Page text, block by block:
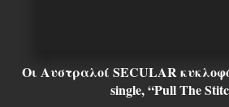
Οι Αυστραλοί SECULAR
single, “Pull The